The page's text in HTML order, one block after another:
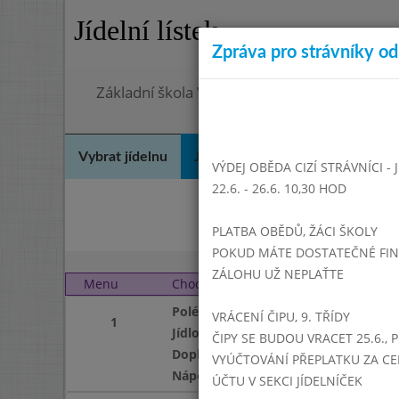
Jídelní lístek
Základní škola Vrbno pod Pradědem, okres
Vybrat jídelnu Jídelní lístek
Menu
Chod Úterý 2. 5. 2017 (11:15
1
Polévka
Jídlo
Doplněk
Nápoj
Zpráva pro strávníky
VÝDEJ OBĚDA CIZÍ STRÁVNÍCI -
22.6. - 26.6. 10,30 HOD
PLATBA OBĚDŮ, ŽÁCI ŠKOLY
POKUD MÁTE DOSTATEČNÉ
ZÁLOHU UŽ NEPLAŤTE
VRÁCENÍ ČIPU, 9. TŘÍDY
ČIPY SE BUDOU VRACET 25.6.,
VYÚČTOVÁNÍ PŘEPLATKU ZA
ÚČTU V SEKCI JÍDELNÍČEK